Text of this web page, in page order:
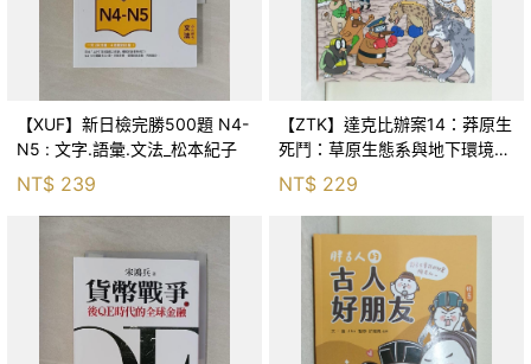
【XUF】新日檢完勝500題 N4-
N5 : 文字.語彙.文法_松本紀子
NT$ 239
【ZTK】達克比辦案14：莽原生
死鬥：草原生態系與地下環境的
生存適應_柯智元
NT$ 229